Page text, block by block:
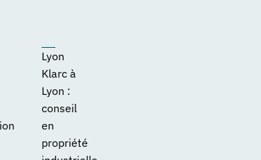
Lyon
Klarc à
Lyon :
conseil
en
propriété